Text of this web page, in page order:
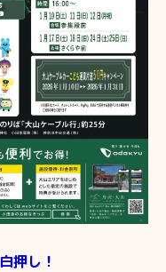
押し！